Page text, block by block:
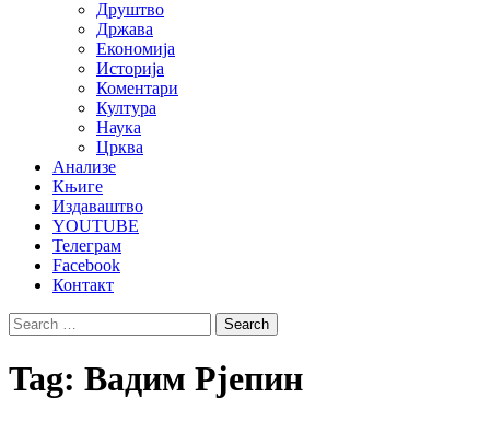
Друштво
Држава
Економија
Историја
Коментари
Култура
Наука
Црква
Анализе
Књиге
Издаваштво
YOUTUBE
Телеграм
Facebook
Контакт
Search
for:
Tag: Вадим Рjепин